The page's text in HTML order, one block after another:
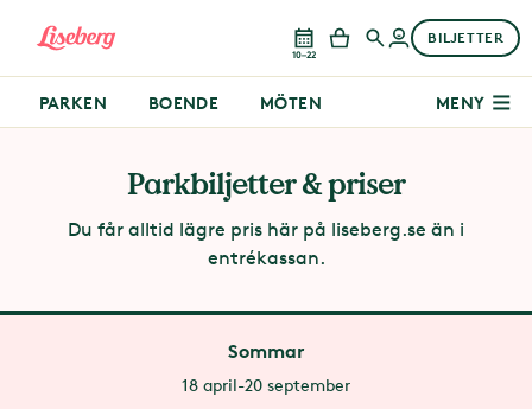
10–22
BILJETTER
PARKEN BOENDE MÖTEN MENY
Parkbiljetter & priser
Du får alltid lägre pris här på liseberg.se än i
entrékassan.
Sommar
18 april-20 september